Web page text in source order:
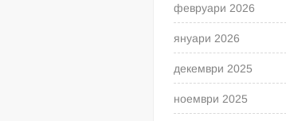
февруари 2026
януари 2026
декември 2025
ноември 2025